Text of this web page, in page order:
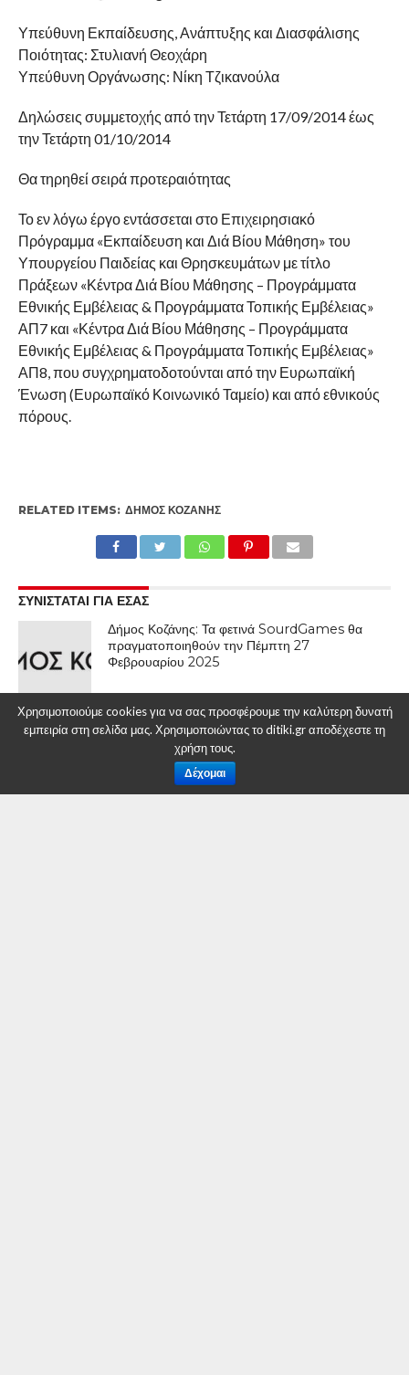
Υπεύθυνη Εκπαίδευσης, Ανάπτυξης και Διασφάλισης
Ποιότητας: Στυλιανή Θεοχάρη
Υπεύθυνη Οργάνωσης: Νίκη Τζικανούλα
Δηλώσεις συμμετοχής από την Τετάρτη 17/09/2014 έως
την Τετάρτη 01/10/2014
Θα τηρηθεί σειρά προτεραιότητας
Το εν λόγω έργο εντάσσεται στο Επιχειρησιακό
Πρόγραμμα «Εκπαίδευση και Διά Βίου Μάθηση» του
Υπουργείου Παιδείας και Θρησκευμάτων με τίτλο
Πράξεων «Κέντρα Διά Βίου Μάθησης – Προγράμματα
Εθνικής Εμβέλειας & Προγράμματα Τοπικής Εμβέλειας»
ΑΠ7 και «Κέντρα Διά Βίου Μάθησης – Προγράμματα
Εθνικής Εμβέλειας & Προγράμματα Τοπικής Εμβέλειας»
ΑΠ8, που συγχρηματοδοτούνται από την Ευρωπαϊκή
Ένωση (Ευρωπαϊκό Κοινωνικό Ταμείο) και από εθνικούς
πόρους.
RELATED ITEMS: ΔΉΜΟΣ ΚΟΖΆΝΗΣ
ΣΥΝΙΣΤΑΤΑΙ ΓΙΑ ΕΣΑΣ
Δήμος Κοζάνης: Τα φετινά SourdGames θα
πραγματοποιηθούν την Πέμπτη 27
Φεβρουαρίου 2025
Κοζανίτικη Αποκριά 2025: Το αναλυτικό
πρόγραμμα
Χρησιμοποιούμε cookies για να σας προσφέρουμε την καλύτερη δυνατή
εμπειρία στη σελίδα μας. Χρησιμοποιώντας το ditiki.gr αποδέχεστε τη
χρήση τους.
Δέχομαι